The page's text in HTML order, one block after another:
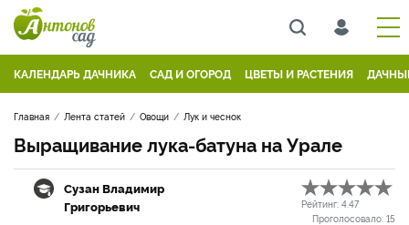
КАЛЕНДАРЬ ДАЧНИКА САД И ОГОРОД ЦВЕТЫ И РАСТЕНИЯ
Главная Лента статей Овощи Лук и чеснок
Выращивание лука-батуна на Урале
Сузан Владимир
Григорьевич
Рейтинг: 4.47
Проголосовало: 15